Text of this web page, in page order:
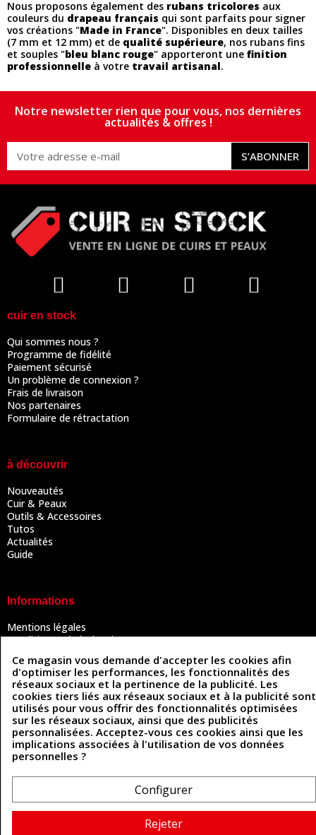
Nous proposons également des rubans tricolores aux
couleurs du drapeau français qui sont parfaits pour signer
vos créations "Made in France". Disponibles en deux tailles
(7 mm et 12 mm) et de qualité supérieure, nos rubans fins
et souples "bleu blanc rouge" apporteront une finition
professionnelle à votre travail artisanal.
Notre newsletter rien que pour vous, nos dernières
actualités & offres !
S’ABONNER
cuir en stock
Qui sommes nous ?
Programme de fidélité
Paiement sécurisé
Un problème de connexion ?
Frais de livraison
Nos partenaires
Formulaire de rétractation
à découvrir
Nouveautés
Cuir & Peaux
Outils & Accessoires
Tutos
Actualités
Guide
Informations
Mentions légales
Conditions Générales de Vente
Politique des cookies
Contactez-nous
Coordonnées
493 Chemin de Catougnac
81300 Graulhet
contact@cuirenstock.com
Cuirenstock © 2026 - Une création Quatrys 💙
Ce magasin vous demande d'accepter les cookies afin
d'optimiser les performances, les fonctionnalités des
réseaux sociaux et la pertinence de la publicité. Les
cookies tiers liés aux réseaux sociaux et à la publicité sont
utilisés pour vous offrir des fonctionnalités optimisées
sur les réseaux sociaux, ainsi que des publicités
personnalisées. Acceptez-vous ces cookies ainsi que les
implications associées à l'utilisation de vos données
personnelles ?
Configurer
Rejeter